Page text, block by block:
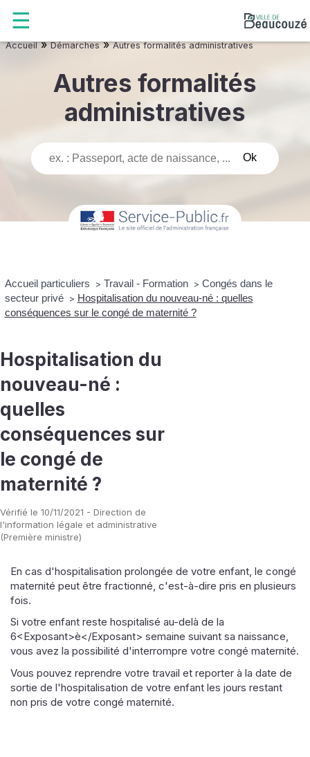
Accueil»Démarches»Autres formalités administratives
Autres formalités
administratives
Accueil particuliers > Travail - Formation > Congés dans le
secteur privé > Hospitalisation du nouveau-né : quelles
conséquences sur le congé de maternité ?
Hospitalisation du
nouveau-né :
quelles
conséquences sur
le congé de
maternité ?
Vérifié le 10/11/2021 - Direction de
l'information légale et administrative
(Première ministre)
En cas d'hospitalisation prolongée de votre enfant, le congé
maternité peut être fractionné, c'est-à-dire pris en plusieurs
fois.
Si votre enfant reste hospitalisé au-delà de la
6<Exposant>è</Exposant> semaine suivant sa naissance,
vous avez la possibilité d'interrompre votre congé maternité.
Vous pouvez reprendre votre travail et reporter à la date de
sortie de l'hospitalisation de votre enfant les jours restant
non pris de votre congé maternité.